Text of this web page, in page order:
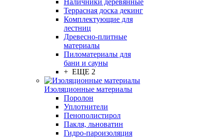
Наличники деревянные
Террасная доска декинг
Комплектующие для
лестниц
Древесно-плитные
материалы
Пиломатериалы для
бани и сауны
+ ЕЩЕ 2
Изоляционные материалы
Поролон
Уплотнители
Пенополистирол
Пакля, льноватин
Гидро-пароизоляция